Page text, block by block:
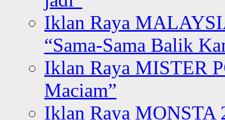
Iklan Raya
“Sama-Sama Balik
Iklan Raya MISTER
Maciam”
Iklan Raya MONSTA